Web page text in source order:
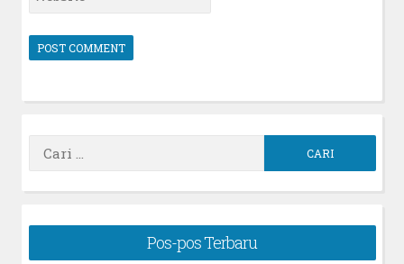
untuk:
Pos-pos Terbaru